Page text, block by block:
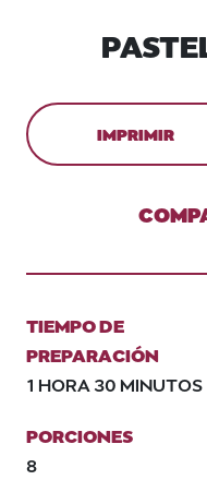
IMPRIMIR
TIEMPO DE
PREPARACIÓN
1 HORA 30 MINUTOS
PORCIONES
8